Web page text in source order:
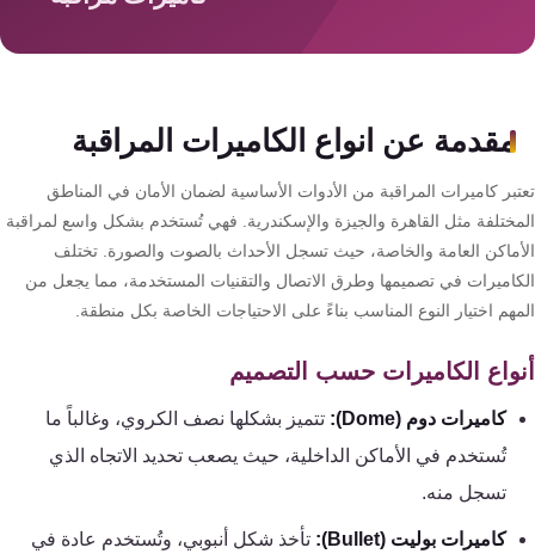
مقدمة عن انواع الكاميرات المراقبة
كاميرات المراقبة من الأدوات الأساسية لضمان الأمان في المناطق
مثل القاهرة والجيزة والإسكندرية. فهي تُستخدم بشكل واسع لمراقبة
العامة والخاصة، حيث تسجل الأحداث بالصوت والصورة. تختلف
في تصميمها وطرق الاتصال والتقنيات المستخدمة، مما يجعل من
اختيار النوع المناسب بناءً على الاحتياجات الخاصة بكل منطقة.
الكاميرات حسب التصميم
كاميرات دوم (Dome):
تتميز بشكلها نصف الكروي، وغالباً ما
تُستخدم في الأماكن الداخلية، حيث يصعب تحديد الاتجاه الذي
تسجل منه.
كاميرات بوليت (Bullet):
تأخذ شكل أنبوبي، وتُستخدم عادة في
هوم
سيستم
حلول
أمنية
للشركات
والمصانع
جهاز
بصمة
الحضور
والانصراف
تقوية